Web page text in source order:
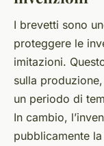
I brevetti sono
proteggere le
imitazioni.
sulla
un periodo di
In cambio,
pubblicamente